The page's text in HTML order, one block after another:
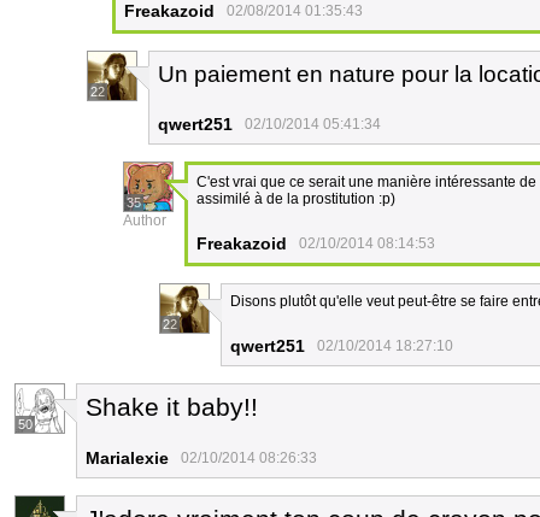
Freakazoid 02/08/2014 01:35:43
22
Un paiement en nature pour la
qwert251 02/10/2014 05:41:34
35
Author
C'est vrai que ce serait une manière intéressante
assimilé à de la prostitution :p)
Freakazoid 02/10/2014 08:14:53
22
Disons plutôt qu'elle veut peut-être se faire
qwert251 02/10/2014 18:27:10
50
Shake it baby!!
Marialexie 02/10/2014 08:26:33